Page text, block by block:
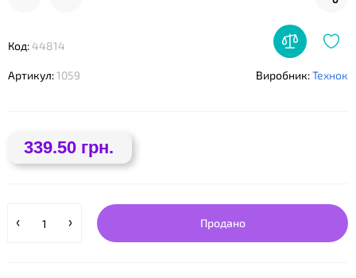
Код:44814
Артикул:1059 Виробник:Технок
339.50 грн.
Продано